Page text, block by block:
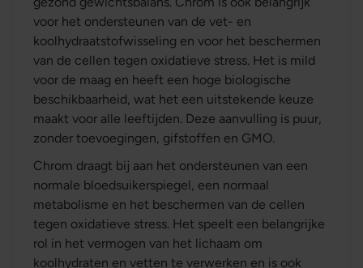
voor het ondersteunen van de vet- en
koolhydraatstofwisseling en voor het beschermen
van de cellen tegen oxidatieve stress. Het is mild
voor de maag en heeft een hoge biologische
beschikbaarheid, wat het een uitstekende keuze
maakt voor alle leeftijden. Deze aanvulling is puur,
zonder toevoegingen, gifstoffen en GMO.
Chrom draagt bij aan het ondersteunen van een
normale bloedsuikerspiegel, een normaal
metabolisme en het beschermen van de cellen
tegen oxidatieve stress. Het speelt een belangrijke
rol in het vermogen van het lichaam om
koolhydraten en vetten te verwerken en is ook